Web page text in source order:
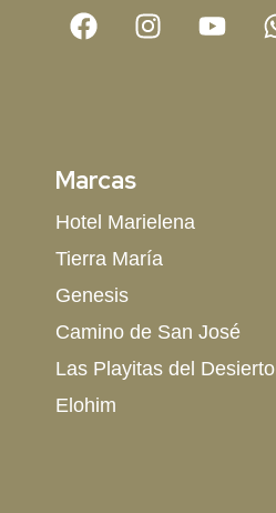
Marcas
Hotel Marielena
Tierra María
Genesis
Camino de San José
Las Playitas del Desierto
Elohim